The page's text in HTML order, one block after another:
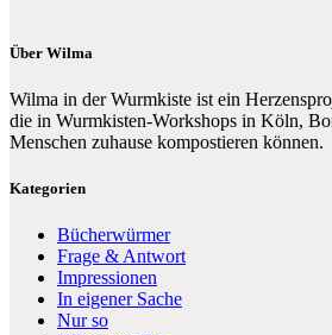
Über Wilma
Wilma in der Wurmkiste ist ein
die in Wurmkisten-Workshops in Köln,
Menschen zuhause kompostieren können.
Kategorien
Bücherwürmer
Frage & Antwort
Impressionen
In eigener Sache
Nur so